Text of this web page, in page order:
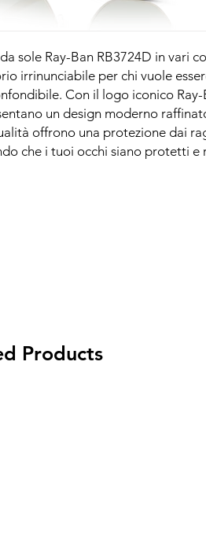
sole Ray-Ban RB3724D in vari
irrinunciabile per chi vuole
Con il logo iconico
un design moderno
offrono una protezione dai
che i tuoi occhi siano protetti e
Products